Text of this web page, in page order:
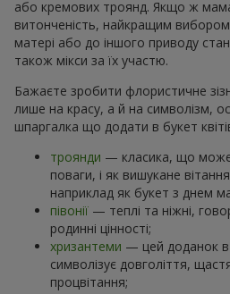
або кремових троянд. Якщо ж мама
витонченість, найкращим
матері або до іншого приводу
також мікси за їх участю.
Бажаєте зробити флористичне
лише на красу, а й на символізм,
шпаргалка що додати в букет
троянди — класика, що може
поваги, і як вишукане
наприклад як букет з днем
півонії — теплі та ніжні,
родинні цінності;
хризантеми — цей доданок в
символізує довголіття,
процвітання;